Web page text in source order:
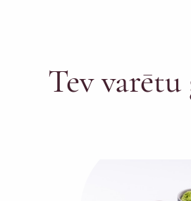
Tev varētu